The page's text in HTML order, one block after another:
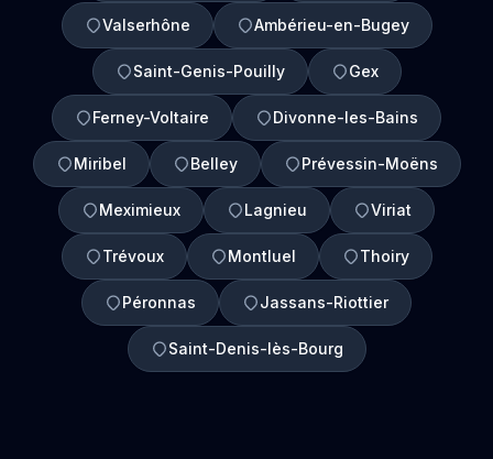
Valserhône Ambérieu-en-Bugey
Saint-Genis-Pouilly Gex
Ferney-Voltaire Divonne-les-Bains
Miribel Belley Prévessin-Moëns
Meximieux Lagnieu Viriat
Trévoux Montluel Thoiry
Péronnas Jassans-Riottier
Saint-Denis-lès-Bourg